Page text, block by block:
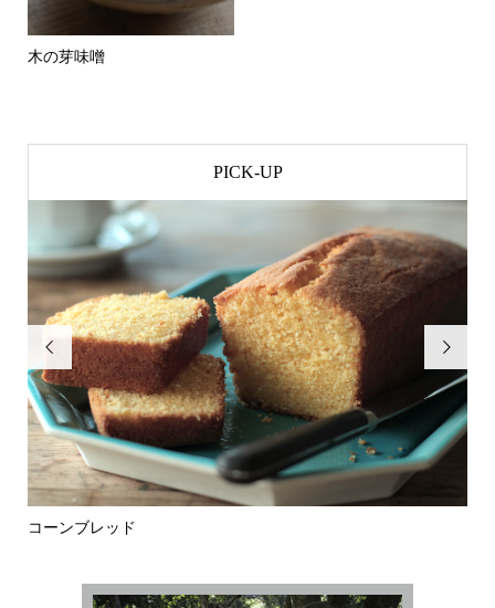
木の芽味噌
PICK-UP

コーンブレッド
